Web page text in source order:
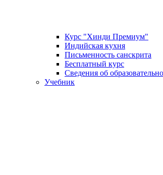
Курс "Хинди Премиум"
Индийская кухня
Письменность санскрита
Бесплатный курс
Сведения об
Учебник